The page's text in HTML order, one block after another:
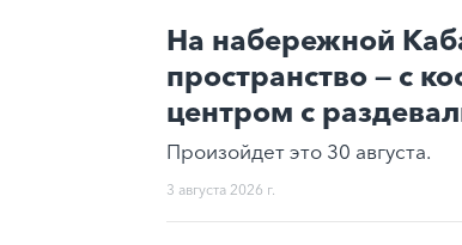
На набережной
пространство — с
центром с
Произойдет это 30 августа.
3 августа 2026 г.